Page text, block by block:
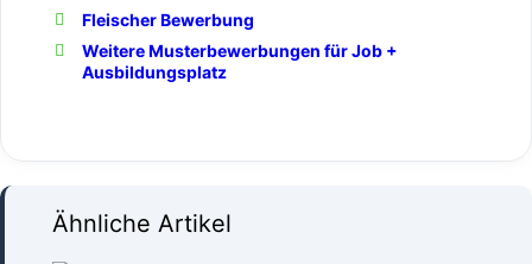
Fleischer Bewerbung
Weitere Musterbewerbungen für Job +
Ausbildungsplatz
Ähnliche Artikel